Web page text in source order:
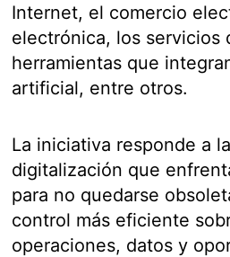
Internet, el comercio
electrónica, los servicios
herramientas que
artificial, entre otros.
La iniciativa responde a
digitalización que
para no quedarse
control más eficiente
operaciones, datos y